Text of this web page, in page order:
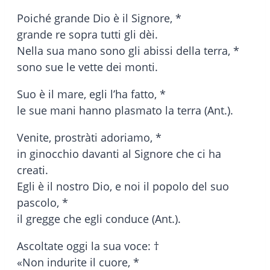
Poiché grande Dio è il Signore, *
grande re sopra tutti gli dèi.
Nella sua mano sono gli abissi della terra, *
sono sue le vette dei monti.
Suo è il mare, egli l’ha fatto, *
le sue mani hanno plasmato la terra (Ant.).
Venite, prostràti adoriamo, *
in ginocchio davanti al Signore che ci ha
creati.
Egli è il nostro Dio, e noi il popolo del suo
pascolo, *
il gregge che egli conduce (Ant.).
Ascoltate oggi la sua voce: †
«Non indurite il cuore, *